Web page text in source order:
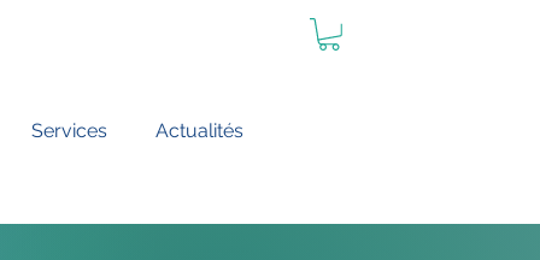
Services Actualités